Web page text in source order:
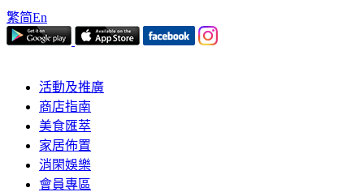
繁简En
活動及推廣
商店指南
美食匯萃
家居佈置
消閑娛樂
會員專區